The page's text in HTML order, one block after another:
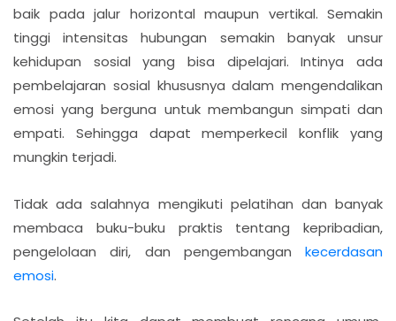
baik pada jalur horizontal maupun vertikal. Semakin
tinggi intensitas hubungan semakin banyak unsur
kehidupan sosial yang bisa dipelajari. Intinya ada
pembelajaran sosial khususnya dalam mengendalikan
emosi yang berguna untuk membangun simpati dan
empati. Sehingga dapat memperkecil konflik yang
mungkin terjadi.
Tidak ada salahnya mengikuti pelatihan dan banyak
membaca buku-buku praktis tentang kepribadian,
pengelolaan diri, dan pengembangan kecerdasan
emosi.